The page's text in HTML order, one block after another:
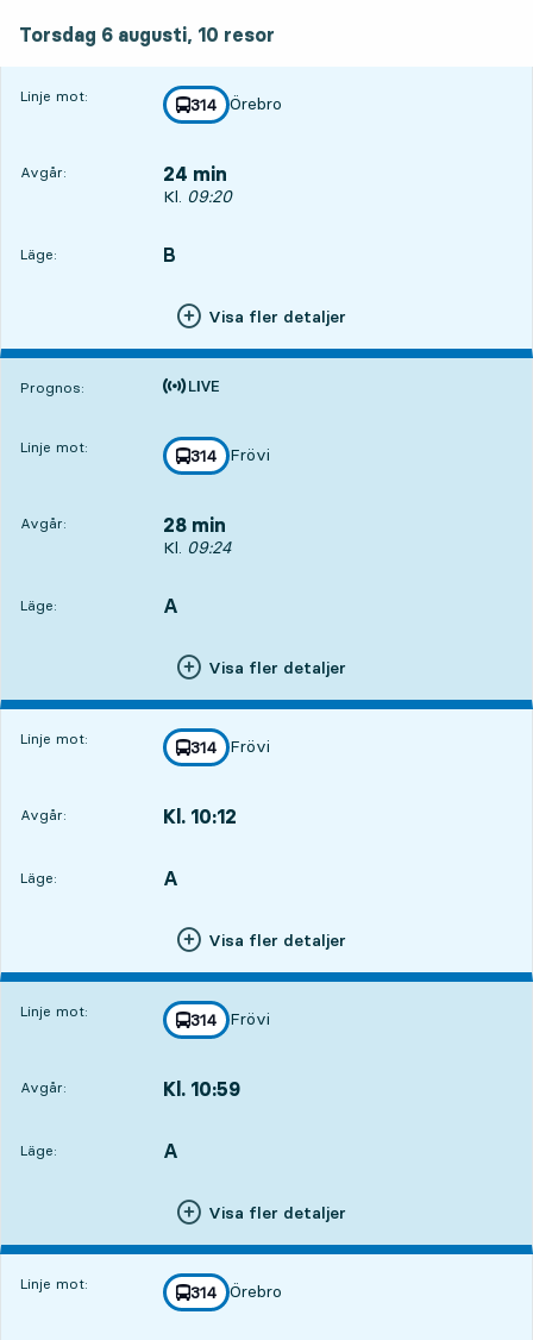
Torsdag 6 augusti, 10 resor
Linje mot: linje
314
mot
Örebro
,
Avgår: 24 min
Avgår, Kl. 09:20, om 24 min
Kl. 09:20
Läge:
LÄGE, B
,
Visa fler detaljer
Prognos:
Tiden är prognos
Linje mot: linje
314
mot
Frövi
,
Avgår: 28 min
Avgår, Kl. 09:24, om 28 min
Kl. 09:24
Läge:
LÄGE, A
,
Visa fler detaljer
Linje mot: linje
314
mot
Frövi
,
Avgår: Kl. 10:12
Läge:
LÄGE, A
,
Visa fler detaljer
Linje mot: linje
314
mot
Frövi
,
Avgår: Kl. 10:59
Läge:
LÄGE, A
,
Visa fler detaljer
Linje mot: linje
314
mot
Örebro
,